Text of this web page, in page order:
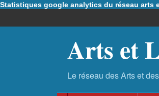
Statistiques google analytics du réseau arts
Arts et